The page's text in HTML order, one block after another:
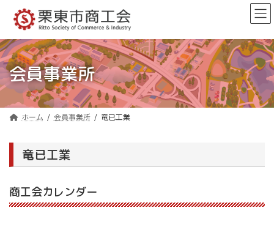
ン
ツ
へ
ス
キ
ッ
ー
シ
ョ
ン
に
移
会員事業所
ホーム 会員事業所 竜已工業
竜已工業
商工会カレンダー